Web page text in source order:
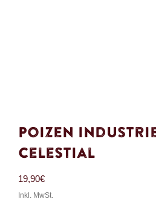
Poizen
Celestial
19,90€
Inkl. MwSt.